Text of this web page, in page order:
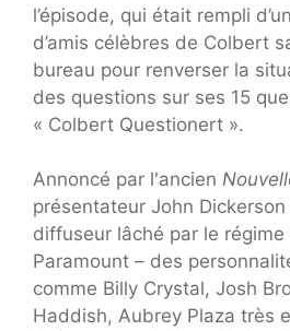
l’épisode, qui était rempli
d’amis célèbres de Colbert
bureau pour renverser la
des questions sur ses 15
« Colbert Questionert ».
Annoncé par l'ancien
présentateur John
diffuseur lâché par le régime
Paramount – des
comme Billy Crystal, Josh
Haddish, Aubrey Plaza très